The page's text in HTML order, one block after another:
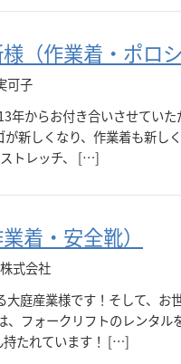
作業着・ポロシ
可子
年からお付き合いさせていた
新しくなり、作業着も新し
トレッチ、 […]
着・安全靴）
式会社
庭産業様です！そして、お
フォークリフトのレンタル
持たれています！ […]